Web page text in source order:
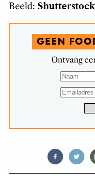
Beeld: Shutterstock
GEEN
Ontvang